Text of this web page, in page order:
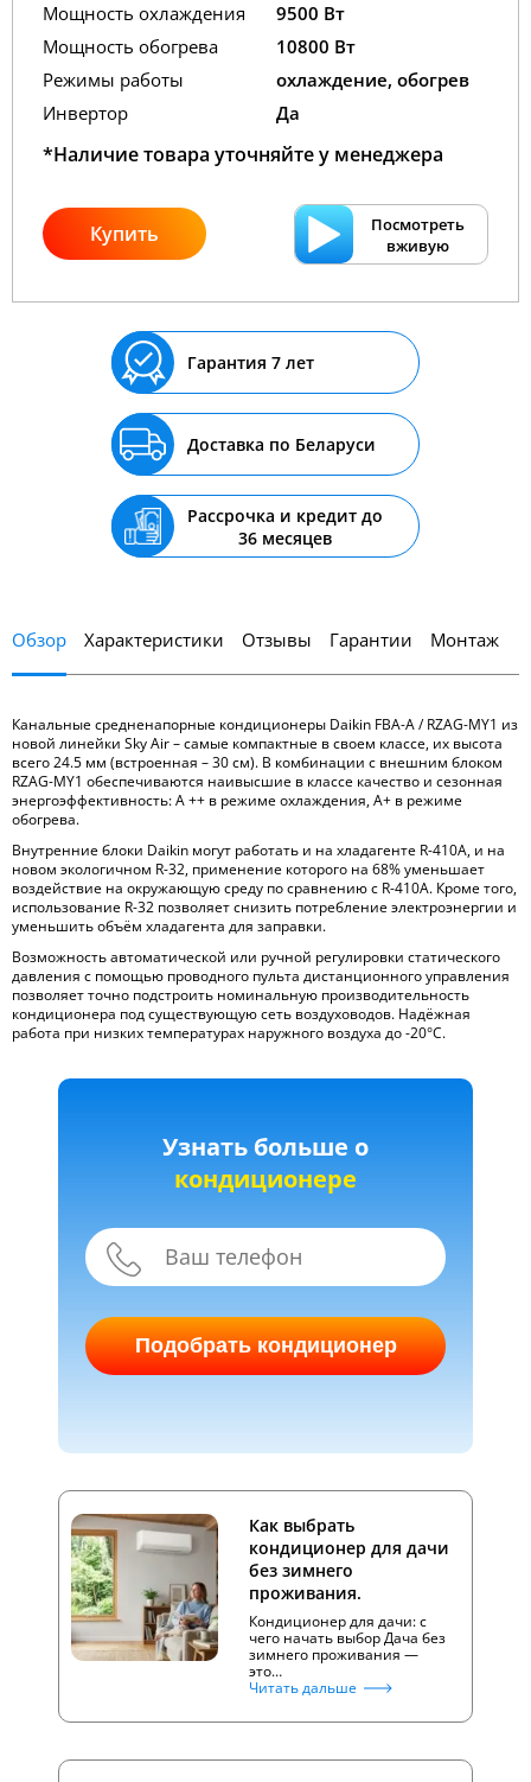
Мощность охлаждения
9500 Вт
Мощность обогрева
10800 Вт
Режимы работы
охлаждение, обогрев
Инвертор
Да
*Наличие товара уточняйте у менеджера
Купить
Посмотреть
вживую
Гарантия 7 лет
Доставка по Беларуси
Рассрочка и кредит до
36 месяцев
Обзор Характеристики Отзывы Гарантии Монтаж
Канальные средненапорные кондиционеры Daikin FBA-A / RZAG-MY1 из
новой линейки Sky Air – самые компактные в своем классе, их высота
всего 24.5 мм (встроенная – 30 см). В комбинации с внешним блоком
RZAG-MY1 обеспечиваются наивысшие в классе качество и сезонная
энергоэффективность: A ++ в режиме охлаждения, А+ в режиме
обогрева.
Внутренние блоки Daikin могут работать и на хладагенте R-410A, и на
новом экологичном R-32, применение которого на 68% уменьшает
воздействие на окружающую среду по сравнению с R-410A. Кроме того,
использование R-32 позволяет снизить потребление электроэнергии и
уменьшить объём хладагента для заправки.
Возможность автоматической или ручной регулировки статического
давления с помощью проводного пульта дистанционного управления
позволяет точно подстроить номинальную производительность
кондиционера под существующую сеть воздуховодов. Надёжная
работа при низких температурах наружного воздуха до -20°С.
Узнать больше о
кондиционере
Подобрать кондиционер
Как выбрать
кондиционер для дачи
без зимнего
проживания.
Кондиционер для дачи: с
чего начать выбор Дача без
зимнего проживания —
это…
Читать дальше